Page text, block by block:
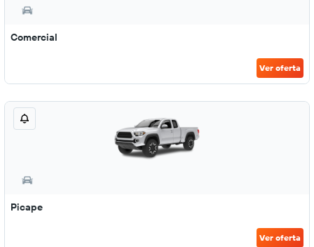
Comercial
Ver oferta
Picape
Ver oferta